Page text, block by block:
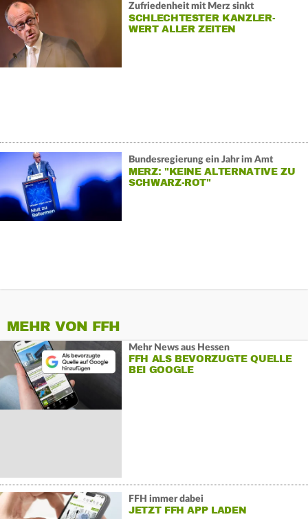
Zufriedenheit mit Merz sinkt
SCHLECHTESTER KANZLER-
WERT ALLER ZEITEN
Bundesregierung ein Jahr im Amt
MERZ: "KEINE ALTERNATIVE ZU
SCHWARZ-ROT"
MEHR VON FFH
Mehr News aus Hessen
FFH ALS BEVORZUGTE QUELLE
BEI GOOGLE
FFH immer dabei
JETZT FFH APP LADEN